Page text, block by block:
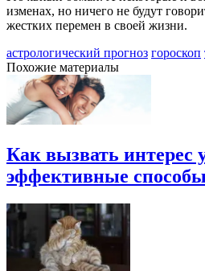
изменах, но ничего не будут
жестких перемен в своей жизни.
астрологический прогноз гороскоп
Похожие материалы
Как вызвать
эффективные